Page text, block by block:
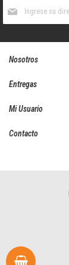
boletín
Nosotros
Entregas
Mi Usuario
Contacto